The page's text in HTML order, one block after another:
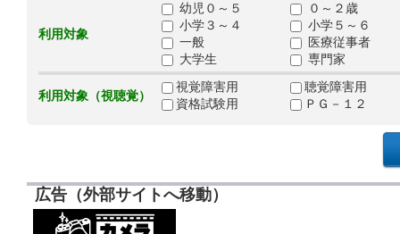
利用対象
幼児０～５
０～２歳
小学３～４
小学５～６
一般
医療従事者
大学生
専門家
利用対象（視聴覚）
視覚障害用
聴覚障害用
資格試験用
ＰＧ－１２
広告（外部サイトへ移動）